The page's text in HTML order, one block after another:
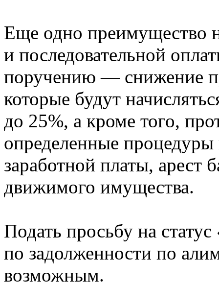
Еще одно преимущество
и последовательной
поручению — снижение
которые будут
до 25%, а кроме того,
определенные процедуры
заработной платы, арест
движимого имущества.
Подать просьбу на
по задолженности по
возможным.